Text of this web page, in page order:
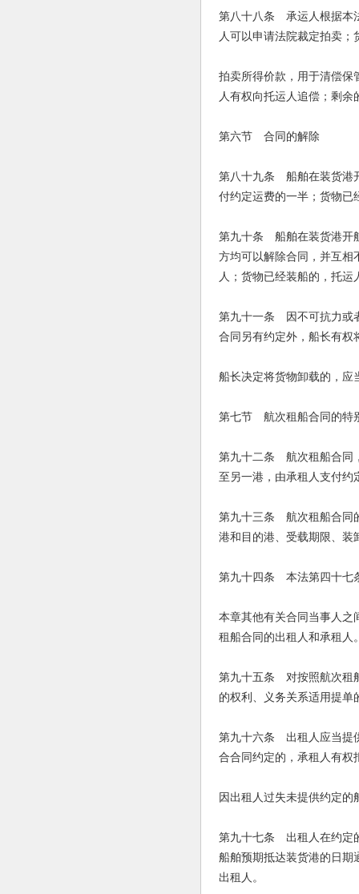
第八十八条 承运人根据本
人可以申请法院裁定拍卖
拍卖所得价款，用于清偿保
人有权向托运人追偿；剩
第六节 合同的解除
第八十九条 船舶在装货港
付约定运费的一半；货物已
第九十条 船舶在装货港开
方均可以解除合同，并互相
人；货物已经装船的，托
第九十一条 因不可抗力或
合同另有约定外，船长有权
船长决定将货物卸载的，应
第七节 航次租船合同的特
第九十二条 航次租船合同
至另一港，由承租人支付约
第九十三条 航次租船合同
港和目的港、受载期限、装
第九十四条 本法第四十七
本章其他有关合同当事人之
租船合同的出租人和承租人
第九十五条 对按照航次租
的权利、义务关系适用提
第九十六条 出租人应当提
合合同约定的，承租人有权
因出租人过失未提供约定
第九十七条 出租人在约定
船舶预期抵达装货港的日期
出租人。